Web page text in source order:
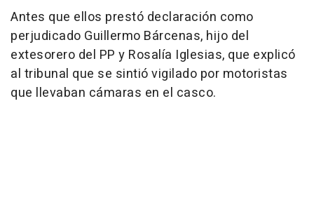
Antes que ellos prestó declaración como
perjudicado Guillermo Bárcenas, hijo del
extesorero del PP y Rosalía Iglesias, que explicó
al tribunal que se sintió vigilado por motoristas
que llevaban cámaras en el casco.